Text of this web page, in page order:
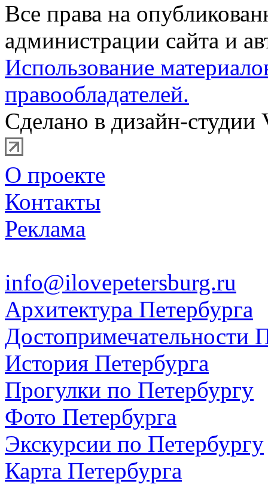
Все права на
администрации сайта и
Использование
правообладателей.
Сделано в дизайн-студии
О проекте
Контакты
Реклама
info@ilovepetersburg.ru
Архитектура Петербурга
Достопримечательности
История Петербурга
Прогулки по Петербургу
Фото Петербурга
Экскурсии по Петербургу
Карта Петербурга